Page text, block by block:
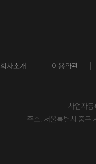
회사소개 이용약관
사업자
주소: 서울특별시 중구